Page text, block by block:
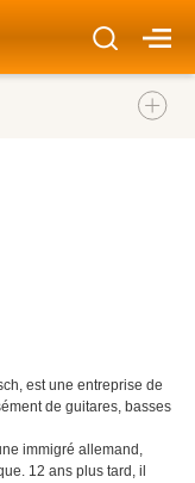
est une entreprise de
de guitares, basses
immigré allemand,
12 ans plus tard, il